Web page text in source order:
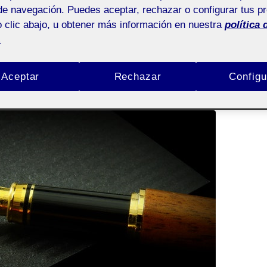
OCTUBRE 2021
navegación. Puedes aceptar, rechazar o configurar tus
clic abajo, u obtener más información en nuestra política
Rechazar
Aceptar